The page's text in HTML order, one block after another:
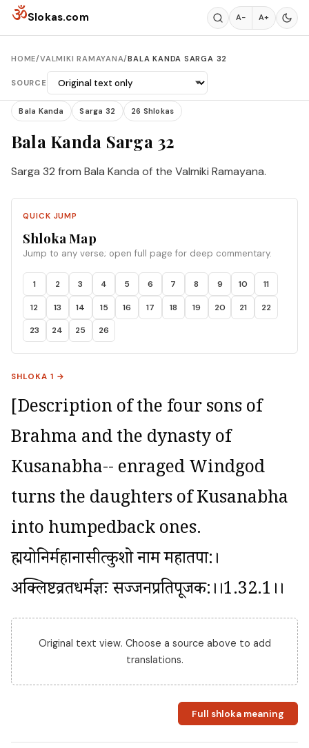
Skip to content
ॐSlokas.com A− A+
HOME/VALMIKI RAMAYANA/BALA KANDA SARGA 32
SOURCE
Bala Kanda Sarga 32 26 Shlokas
Bala Kanda Sarga 32
Sarga 32 from Bala Kanda of the Valmiki Ramayana.
QUICK JUMP
Shloka Map
Jump to any verse; open full page for deep commentary.
1 2 3 4 5 6 7 8 9 10 11
12 13 14 15 16 17 18 19 20 21 22
23 24 25 26
SHLOKA 1 →
[Description of the four sons of
Brahma and the dynasty of
Kusanabha-- enraged Windgod
turns the daughters of Kusanabha
into humpedback ones.
ब्रह्मयोनिर्महानासीत्कुशो नाम महातपा:।
अक्लिष्टव्रतधर्मज्ञः सज्जनप्रतिपूजक:।।1.32.1।।
Original text view. Choose a source above to add
translations.
Full shloka meaning